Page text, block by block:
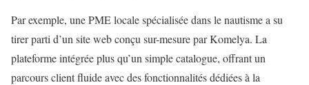
Par exemple, une PME locale spécialisée dans le nautisme a su
tirer parti d’un site web conçu sur-mesure par Komelya. La
plateforme intégrée plus qu’un simple catalogue, offrant un
parcours client fluide avec des fonctionnalités dédiées à la